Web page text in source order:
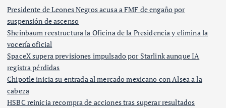
Presidente de Leones Negros acusa a FMF de engaño por
suspensión de ascenso
Sheinbaum reestructura la Oficina de la Presidencia y elimina la
vocería oficial
SpaceX supera previsiones impulsado por Starlink aunque IA
registra pérdidas
Chipotle inicia su entrada al mercado mexicano con Alsea a la
cabeza
HSBC reinicia recompra de acciones tras superar resultados